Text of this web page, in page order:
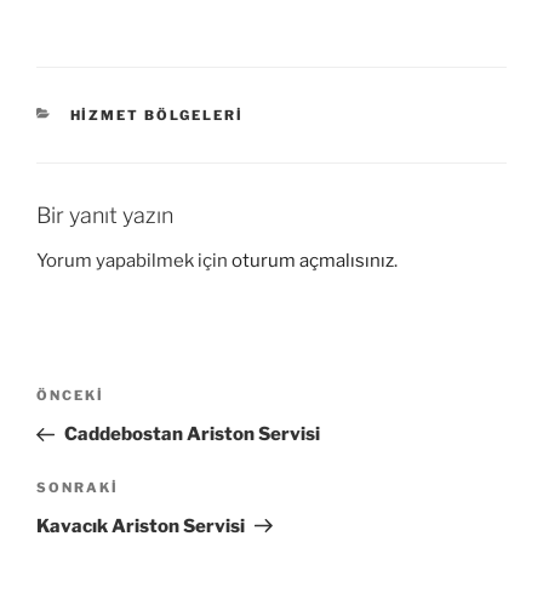
KATEGORILER
HIZMET BÖLGELERI
Bir yanıt yazın
Yorum yapabilmek için oturum açmalısınız.
Yazı
Önceki
Yazı
ÖNCEKI
Caddebostan Ariston Servisi
Sonraki
Yazı
SONRAKI
Kavacık Ariston Servisi